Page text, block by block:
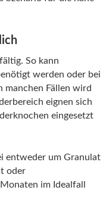
So kann
werden oder bei
manchen Fällen wird
eignen sich
eingesetzt
entweder um Granulat
oder
im Idealfall